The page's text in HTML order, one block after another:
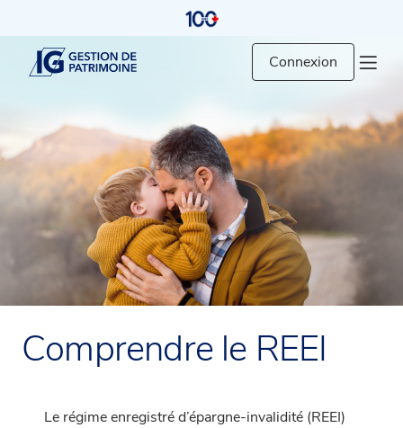
Connexion
Comprendre le REEI
Le régime enregistré d’épargne-invalidité (REEI)